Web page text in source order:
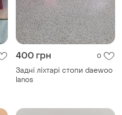
400 грн 0
Задні ліхтарі стопи daewoo
lanos